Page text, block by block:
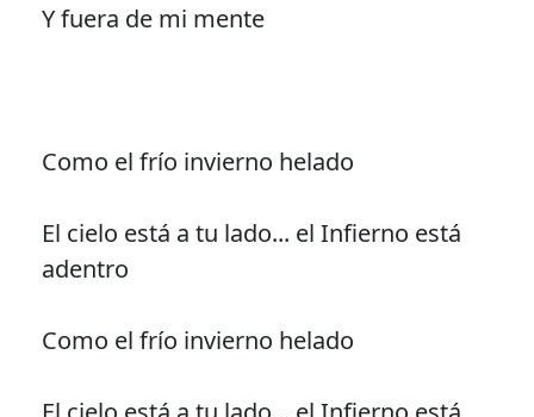
Y fuera de mi mente
Como el frío invierno helado
El cielo está a tu lado... el Infierno está
adentro
Como el frío invierno helado